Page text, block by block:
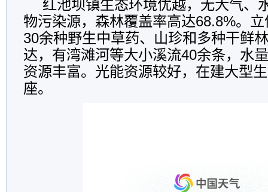
红池坝镇生态环境优越，无大气、
物污染源，森林覆盖率高达68.8%。
30余种野生中草药、山珍和多种干鲜
达，有湾滩河等大小溪流40余条，水
资源丰富。光能资源较好，在建大型
座。